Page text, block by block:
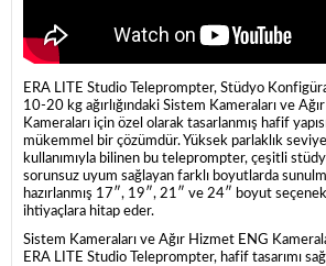
ERA LITE Studio Teleprompter, Stüdyo
10-20 kg ağırlığındaki Sistem Kameraları ve
Kameraları için özel olarak tasarlanmış hafif
mükemmel bir çözümdür. Yüksek parlaklık
kullanımıyla bilinen bu teleprompter, çeşitli
sorunsuz uyum sağlayan farklı boyutlarda
hazırlanmış 17″, 19″, 21″ ve 24″ boyut
ihtiyaçlara hitap eder.
Sistem Kameraları ve Ağır Hizmet ENG
ERA LITE Studio Teleprompter, hafif tasarımı